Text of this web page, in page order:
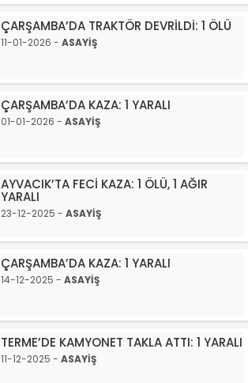
ÇARŞAMBA’DA TRAKTÖR DEVRİLDİ: 1 ÖLÜ
11-01-2026 - ASAYİŞ
ÇARŞAMBA’DA KAZA: 1 YARALI
01-01-2026 - ASAYİŞ
AYVACIK’TA FECİ KAZA: 1 ÖLÜ, 1 AĞIR
YARALI
23-12-2025 - ASAYİŞ
ÇARŞAMBA’DA KAZA: 1 YARALI
14-12-2025 - ASAYİŞ
TERME’DE KAMYONET TAKLA ATTI: 1 YARALI
11-12-2025 - ASAYİŞ